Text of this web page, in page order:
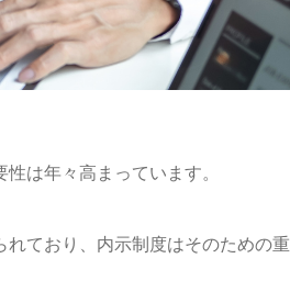
は年々高まっています。
ており、内示制度はそのための重